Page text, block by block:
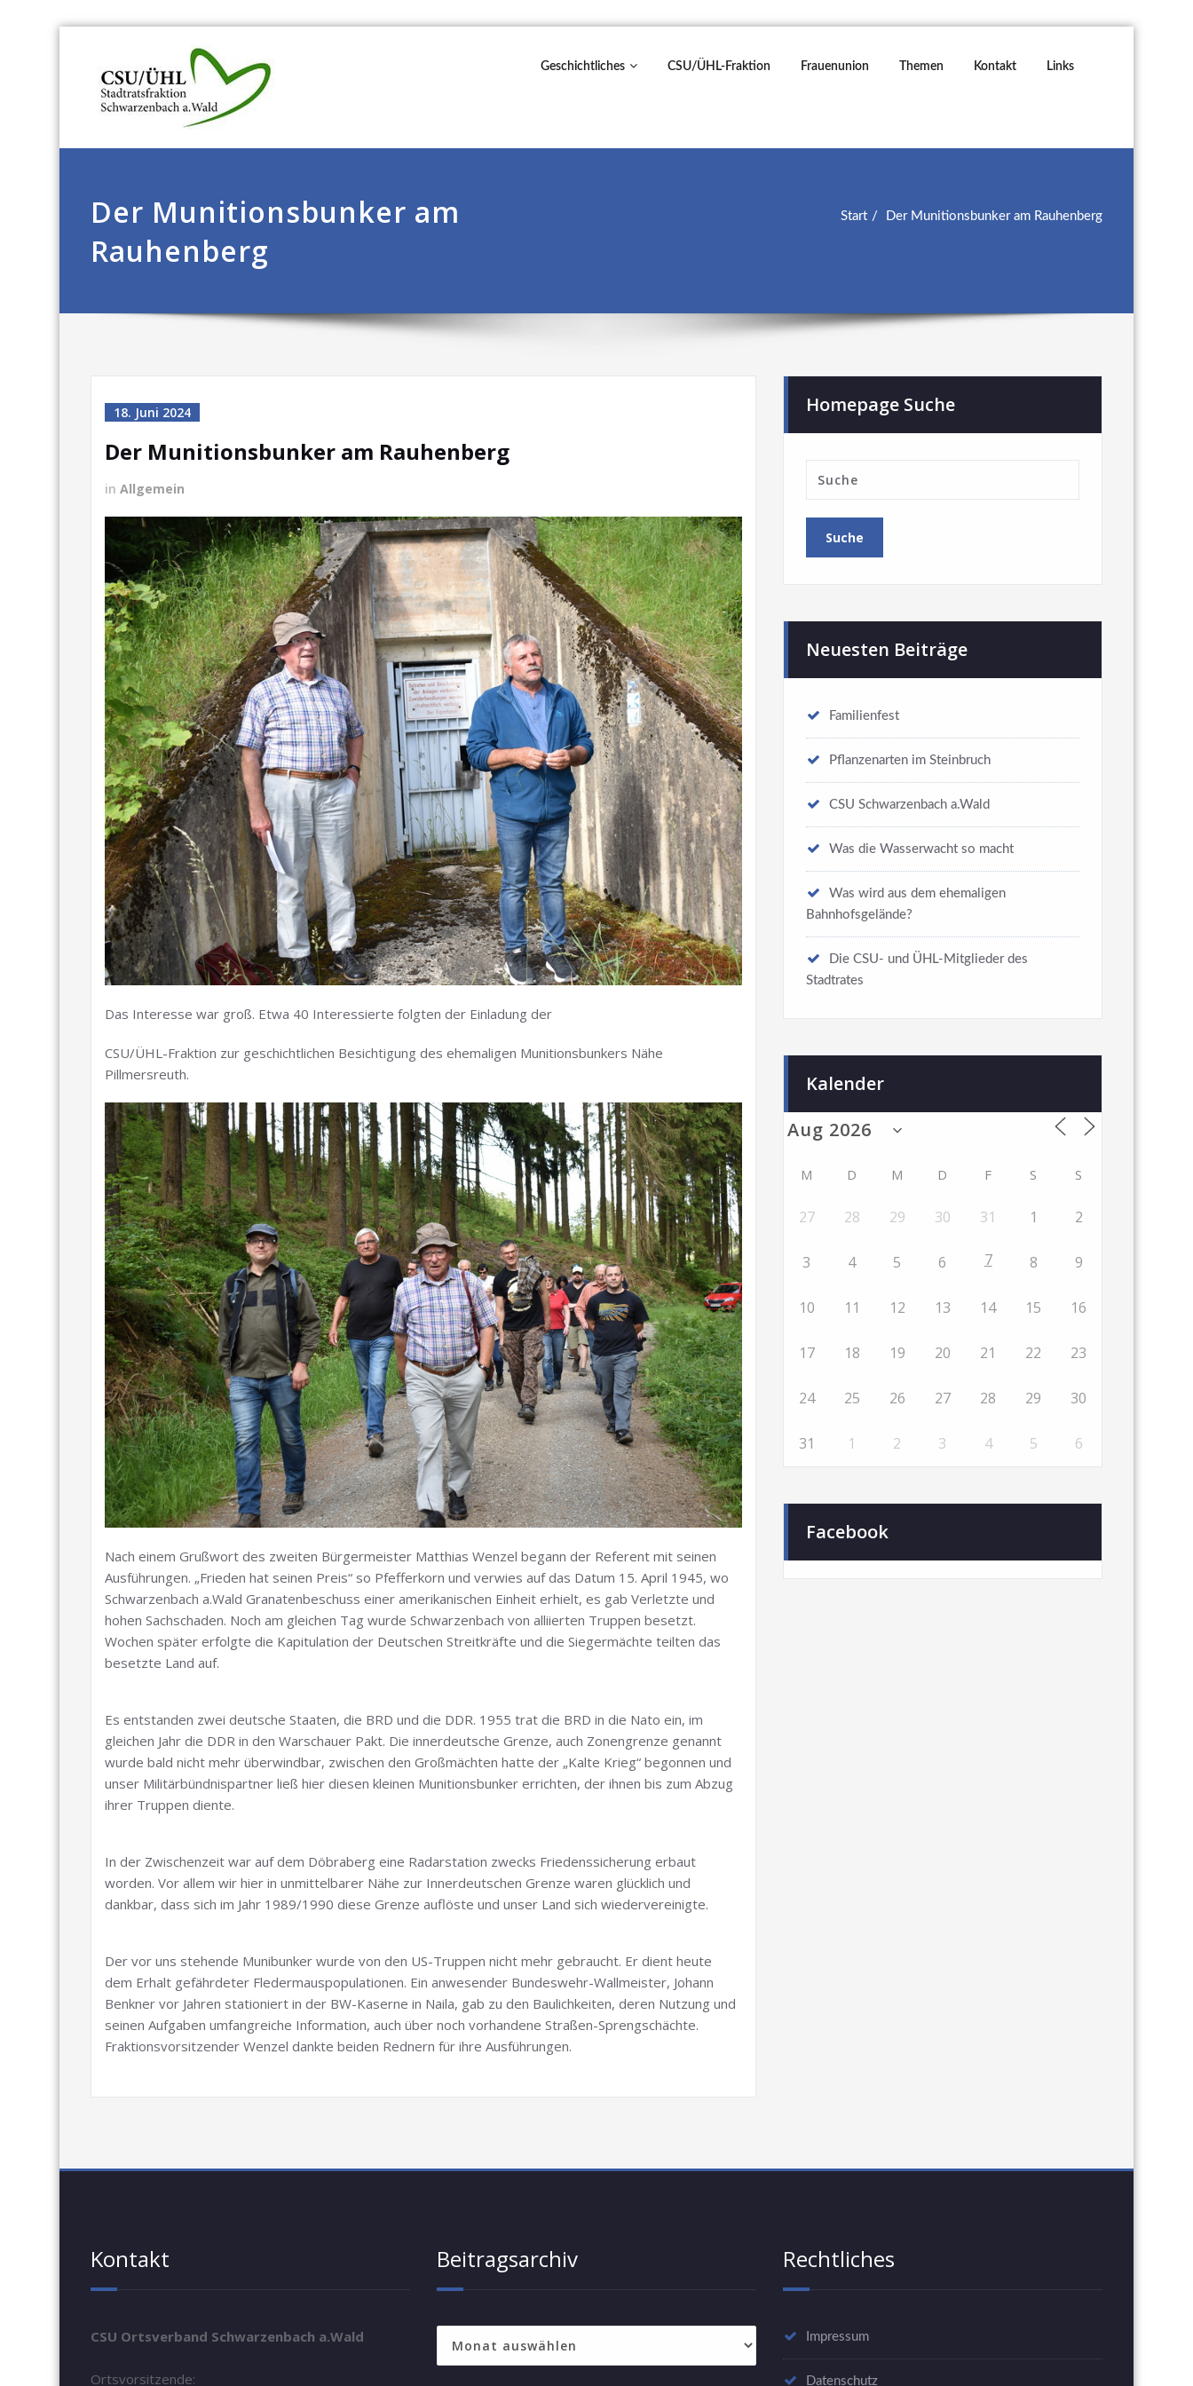
Geschichtliches CSU/ÜHL-Fraktion Frauenunion Themen Kontakt Links
Der Munitionsbunker am
Rauhenberg
Start Der Munitionsbunker am Rauhenberg
18. Juni 2024
Der Munitionsbunker am Rauhenberg
in Allgemein
Das Interesse war groß. Etwa 40 Interessierte folgten der Einladung der
CSU/ÜHL-Fraktion zur geschichtlichen Besichtigung des ehemaligen Munitionsbunkers Nähe
Pillmersreuth.
Nach einem Grußwort des zweiten Bürgermeister Matthias Wenzel begann der Referent mit seinen
Ausführungen. „Frieden hat seinen Preis“ so Pfefferkorn und verwies auf das Datum 15. April 1945, wo
Schwarzenbach a.Wald Granatenbeschuss einer amerikanischen Einheit erhielt, es gab Verletzte und
hohen Sachschaden. Noch am gleichen Tag wurde Schwarzenbach von alliierten Truppen besetzt.
Wochen später erfolgte die Kapitulation der Deutschen Streitkräfte und die Siegermächte teilten das
besetzte Land auf.
Es entstanden zwei deutsche Staaten, die BRD und die DDR. 1955 trat die BRD in die Nato ein, im
gleichen Jahr die DDR in den Warschauer Pakt. Die innerdeutsche Grenze, auch Zonengrenze genannt
wurde bald nicht mehr überwindbar, zwischen den Großmächten hatte der „Kalte Krieg“ begonnen und
unser Militärbündnispartner ließ hier diesen kleinen Munitionsbunker errichten, der ihnen bis zum Abzug
ihrer Truppen diente.
In der Zwischenzeit war auf dem Döbraberg eine Radarstation zwecks Friedenssicherung erbaut
worden. Vor allem wir hier in unmittelbarer Nähe zur Innerdeutschen Grenze waren glücklich und
dankbar, dass sich im Jahr 1989/1990 diese Grenze auflöste und unser Land sich wiedervereinigte.
Der vor uns stehende Munibunker wurde von den US-Truppen nicht mehr gebraucht. Er dient heute
dem Erhalt gefährdeter Fledermauspopulationen. Ein anwesender Bundeswehr-Wallmeister, Johann
Benkner vor Jahren stationiert in der BW-Kaserne in Naila, gab zu den Baulichkeiten, deren Nutzung und
seinen Aufgaben umfangreiche Information, auch über noch vorhandene Straßen-Sprengschächte.
Fraktionsvorsitzender Wenzel dankte beiden Rednern für ihre Ausführungen.
Homepage Suche
Neuesten Beiträge
Familienfest
Pflanzenarten im Steinbruch
CSU Schwarzenbach a.Wald
Was die Wasserwacht so macht
Was wird aus dem ehemaligen
Bahnhofsgelände?
Die CSU- und ÜHL-Mitglieder des
Stadtrates
Kalender
M D M D F S S
27 28 29 30 31 1 2
3 4 5 6 7 8 9
10 11 12 13 14 15 16
17 18 19 20 21 22 23
24 25 26 27 28 29 30
31 1 2 3 4 5 6
Facebook
Kontakt
CSU Ortsverband Schwarzenbach a.Wald
Ortsvorsitzende:
Beitragsarchiv Rechtliches
Impressum
Datenschutz